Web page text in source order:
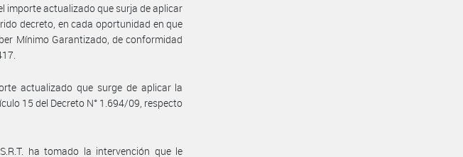
importe actualizado que surja de aplicar
decreto, en cada oportunidad en que
Mínimo Garantizado, de conformidad
actualizado que surge de aplicar la
15 del Decreto N° 1.694/09, respecto
ha tomado la intervención que le